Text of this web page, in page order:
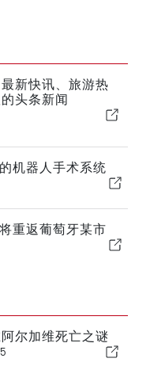
新快讯、旅游热
头条新闻
机器人手术系统
重返葡萄牙某市
尔加维死亡之谜